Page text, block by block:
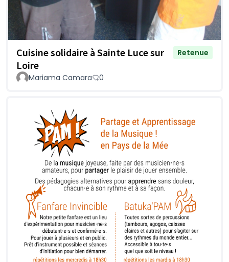
Cuisine solidaire à Sainte Luce sur
Loire
Retenue
Mariama Camara 0